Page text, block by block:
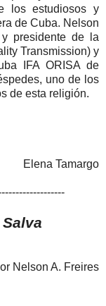
los estudiosos y
de Cuba. Nelson
presidente de la
Transmission) y
IFA ORISA de
uno de los
de esta religión.
Elena Tamargo
Nelson A. Freires